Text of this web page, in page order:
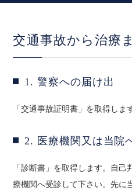
交通事故から治療
1. 警察への届け出
「交通事故証明書」を取得しま
2. 医療機関又は当院
「診断書」を取得します。自
療機関へ受診して下さい。先に